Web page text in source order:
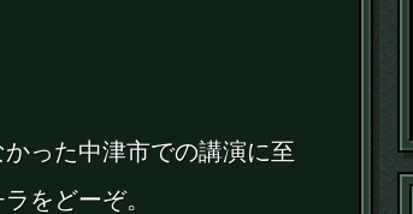
った中津市での講演に至
をどーぞ。